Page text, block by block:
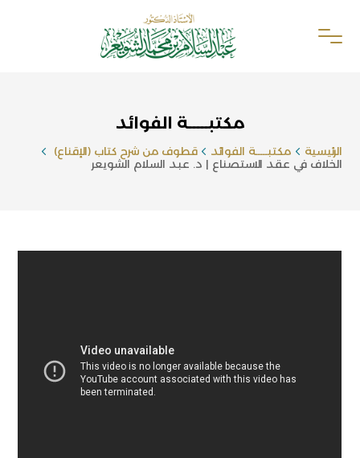
مكتبـــــة الفوائد
الرئيسية مكتبـــــة الفوائد
قطوف من شرح كتاب (الإقناع)
الخلاف في عقد الاستصناع | د. عبد السلام الشويعر